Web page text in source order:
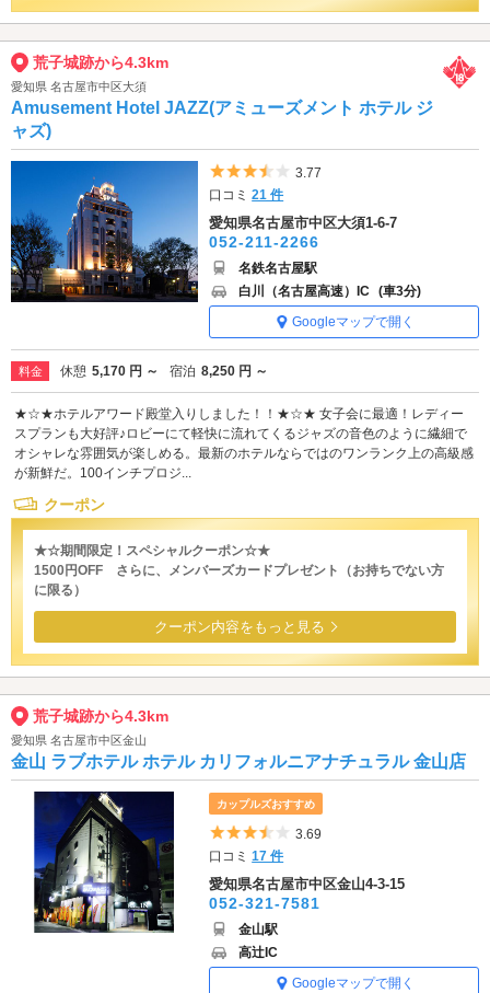
荒子城跡から4.3km
愛知県 名古屋市中区大須
Amusement Hotel JAZZ(アミューズメント ホテル ジ
ャズ)
5つ星のうち3.5
3.77
口コミ21 件
愛知県名古屋市中区大須1-6-7
052-211-2266
名鉄名古屋駅
白川（名古屋高速）IC (車3分)
Googleマップで開く
料金 休憩 5,170 円 ～ 宿泊 8,250 円 ～
★☆★ホテルアワード殿堂入りしました！！★☆★ 女子会に最適！レディー
スプランも大好評♪ロビーにて軽快に流れてくるジャズの音色のように繊細で
オシャレな雰囲気が楽しめる。最新のホテルならではのワンランク上の高級感
が新鮮だ。100インチプロジ...
クーポン
★☆期間限定！スペシャルクーポン☆★
1500円OFF さらに、メンバーズカードプレゼント（お持ちでない方
に限る）
クーポン内容をもっと見る
荒子城跡から4.3km
愛知県 名古屋市中区金山
金山 ラブホテル ホテル カリフォルニアナチュラル 金山店
カップルズおすすめ
5つ星のうち3.5
3.69
口コミ17 件
愛知県名古屋市中区金山4-3-15
052-321-7581
金山駅
高辻IC
Googleマップで開く